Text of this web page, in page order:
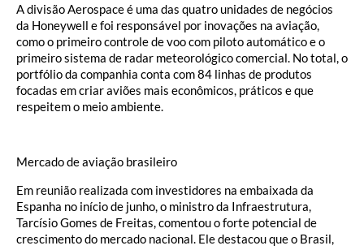
A divisão Aerospace é uma das quatro unidades de negócios
da Honeywell e foi responsável por inovações na aviação,
como o primeiro controle de voo com piloto automático e o
primeiro sistema de radar meteorológico comercial. No total, o
portfólio da companhia conta com 84 linhas de produtos
focadas em criar aviões mais econômicos, práticos e que
respeitem o meio ambiente.
Mercado de aviação brasileiro
Em reunião realizada com investidores na embaixada da
Espanha no início de junho, o ministro da Infraestrutura,
Tarcísio Gomes de Freitas, comentou o forte potencial de
crescimento do mercado nacional. Ele destacou que o Brasil,